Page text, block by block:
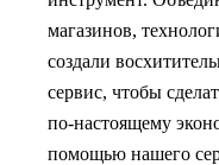
магазинов,
создали
сервис, чтобы
по-настоящему
помощью нашего